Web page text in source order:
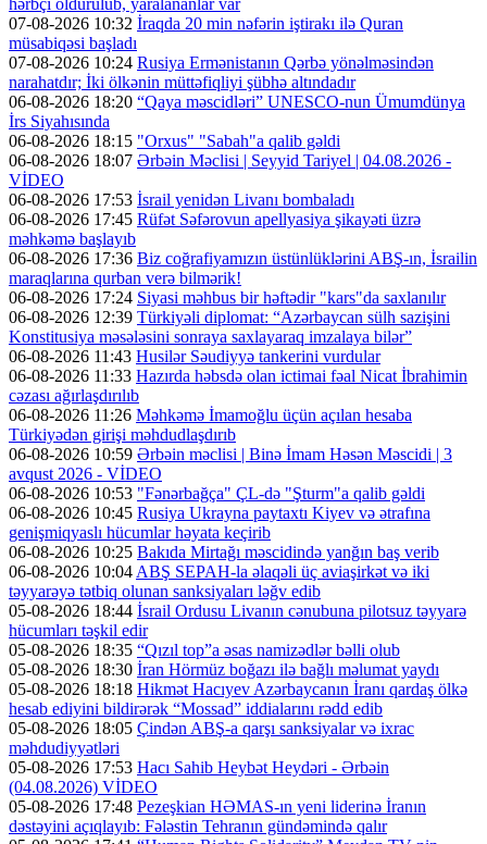
07-08-2026 10:32 İraqda 20 min nəfərin iştirakı ilə Quran
müsabiqəsi başladı
07-08-2026 10:24 Rusiya Ermənistanın Qərbə yönəlməsindən
narahatdır; İki ölkənin müttəfiqliyi şübhə altındadır
06-08-2026 18:20 “Qaya məscidləri” UNESCO-nun Ümumdünya
İrs Siyahısında
06-08-2026 18:15 "Orxus" "Sabah"a qalib gəldi
06-08-2026 18:07 Ərbəin Məclisi | Seyyid Tariyel | 04.08.2026 -
VİDEO
06-08-2026 17:53 İsrail yenidən Livanı bombaladı
06-08-2026 17:45 Rüfət Səfərovun apellyasiya şikayəti üzrə
məhkəmə başlayıb
06-08-2026 17:36 Biz coğrafiyamızın üstünlüklərini ABŞ-ın, İsrailin
maraqlarına qurban verə bilmərik!
06-08-2026 17:24 Siyasi məhbus bir həftədir "kars"da saxlanılır
06-08-2026 12:39 Türkiyəli diplomat: “Azərbaycan sülh sazişini
Konstitusiya məsələsini sonraya saxlayaraq imzalaya bilər”
06-08-2026 11:43 Husilər Səudiyyə tankerini vurdular
06-08-2026 11:33 Hazırda həbsdə olan ictimai fəal Nicat İbrahimin
cəzası ağırlaşdırılıb
06-08-2026 11:26 Məhkəmə İmamoğlu üçün açılan hesaba
Türkiyədən girişi məhdudlaşdırıb
06-08-2026 10:59 Ərbəin məclisi | Binə İmam Həsən Məscidi | 3
avqust 2026 - VİDEO
06-08-2026 10:53 "Fənərbağça" ÇL-də "Şturm"a qalib gəldi
06-08-2026 10:45 Rusiya Ukrayna paytaxtı Kiyev və ətrafına
genişmiqyaslı hücumlar həyata keçirib
06-08-2026 10:25 Bakıda Mirtağı məscidində yanğın baş verib
06-08-2026 10:04 ABŞ SEPAH-la əlaqəli üç aviaşirkət və iki
təyyarəyə tətbiq olunan sanksiyaları ləğv edib
05-08-2026 18:44 İsrail Ordusu Livanın cənubuna pilotsuz təyyarə
hücumları təşkil edir
05-08-2026 18:35 “Qızıl top”a əsas namizədlər bəlli olub
05-08-2026 18:30 İran Hörmüz boğazı ilə bağlı məlumat yaydı
05-08-2026 18:18 Hikmət Hacıyev Azərbaycanın İranı qardaş ölkə
hesab ediyini bildirərək “Mossad” iddialarını rədd edib
05-08-2026 18:05 Çindən ABŞ-a qarşı sanksiyalar və ixrac
məhdudiyyətləri
05-08-2026 17:53 Hacı Sahib Heybət Heydəri - Ərbəin
(04.08.2026) VİDEO
05-08-2026 17:48 Pezeşkian HƏMAS-ın yeni liderinə İranın
dəstəyini açıqlayıb: Fələstin Tehranın gündəmində qalır